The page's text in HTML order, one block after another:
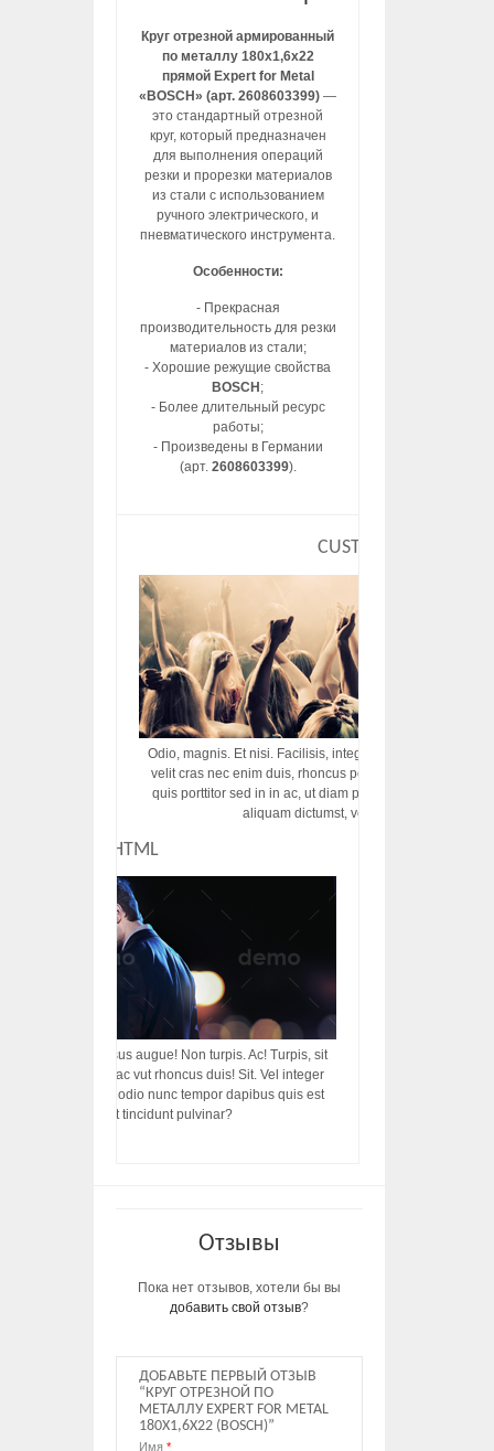
Круг отрезной армированный
по металлу 180х1,6х22
прямой Expert for Metal
«BOSCH» (арт. 2608603399) —
это стандартный отрезной
круг, который предназначен
для выполнения операций
резки и прорезки материалов
из стали с использованием
ручного электрического, и
пневматического инструмента.
Особенности:
- Прекрасная
производительность для резки
материалов из стали;
- Хорошие режущие свойства
BOSCH ;
- Более длительный ресурс
работы;
- Произведены в Германии
(арт. 2608603399).
CUSTOM HTML
Odio, magnis. Et nisi. Facilisis, integer! Risus augue! Non
velit cras nec enim duis, rhoncus porttitor ac vut rhoncus
quis porttitor sed in in ac, ut diam porttitor odio nunc
aliquam dictumst, vel amet tincidunt
CUSTOM HTML
integer! Risus augue! Non turpis. Ac! Turpis, sit
rhoncus porttitor ac vut rhoncus duis! Sit. Vel integer
ut diam porttitor odio nunc tempor dapibus quis est
dictumst, vel amet tincidunt pulvinar?
Отзывы
Пока нет отзывов, хотели бы вы
добавить свой отзыв?
ДОБАВЬТЕ ПЕРВЫЙ ОТЗЫВ
“КРУГ ОТРЕЗНОЙ ПО
МЕТАЛЛУ EXPERT FOR METAL
180Х1,6Х22 (BOSCH)”
Имя *